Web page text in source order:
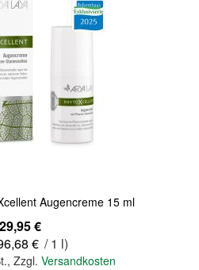
Augencreme 15 ml
29,95 €
€ / 1 l)
, Zzgl. Versandkosten